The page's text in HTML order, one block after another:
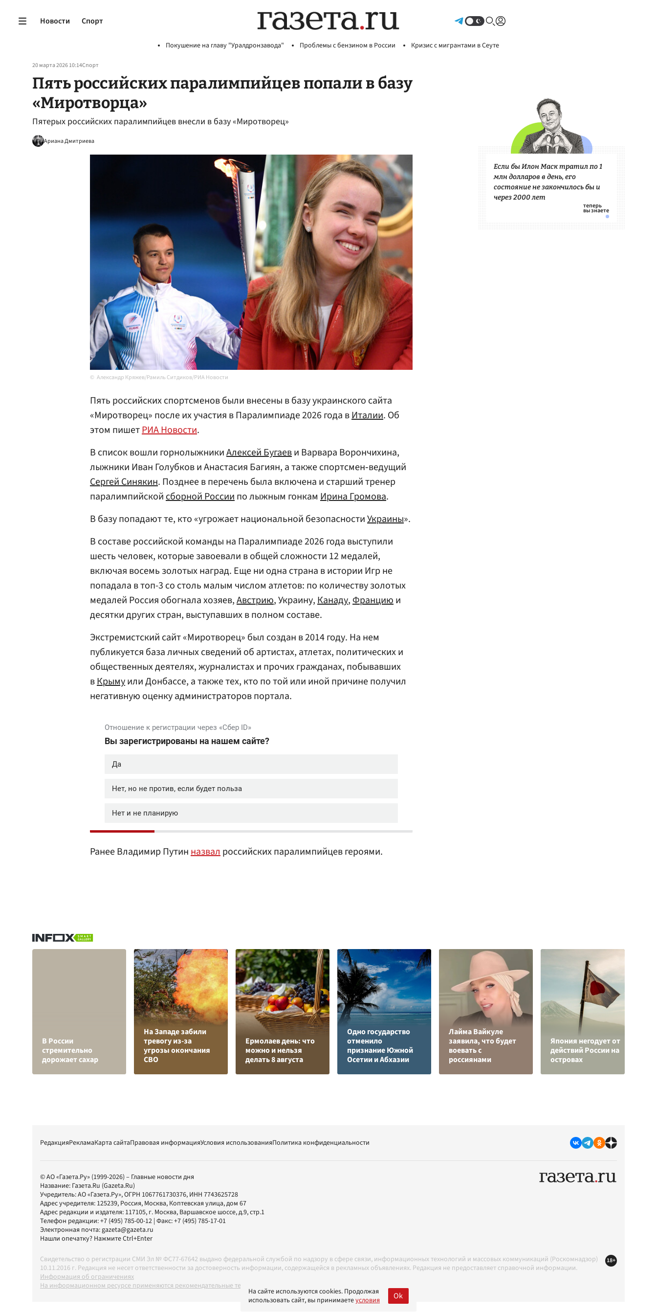
Новости Спорт
Покушение на главу "Уралдронзавода" Проблемы с бензином в России Кризис с мигрантами в Сеуте
20 марта 2026 10:14Спорт
Пять российских паралимпийцев попали в базу
«Миротворца»
Пятерых российских паралимпийцев внесли в базу «Миротворец»
Ариана Дмитриева
Александр Кряжев/Рамиль Ситдиков/РИА Новости
Пять российских спортсменов были внесены в базу украинского сайта
«Миротворец» после их участия в Паралимпиаде 2026 года вИталии. Об
этом пишетРИА Новости.
В список вошли горнолыжникиАлексей Бугаеви Варвара Ворончихина,
лыжники Иван Голубков и Анастасия Багиян, а также спортсмен‑ведущий
Сергей Синякин. Позднее в перечень была включена и старший тренер
паралимпийскойсборной Россиипо лыжным гонкам Ирина Громова.
В базу попадают те, кто «‎угрожает национальной безопасностиУкраины»‎.
В составе российской команды на Паралимпиаде 2026 года выступили
шесть человек, которые завоевали в общей сложности 12 медалей,
включая восемь золотых наград. Еще ни одна страна в истории Игр не
попадала в топ-3 со столь малым числом атлетов: по количеству золотых
медалей Россия обогнала хозяев,Австрию, Украину,Канаду,Франциюи
десятки других стран, выступавших в полном составе.
Экстремистский сайт «Миротворец» был создан в 2014 году. На нем
публикуется база личных сведений об артистах, атлетах, политических и
общественных деятелях, журналистах и прочих гражданах, побывавших
вКрымуили Донбассе, а также тех, кто по той или иной причине получил
негативную оценку администраторов портала.
Ранее Владимир Путинназвалроссийских паралимпийцев героями.
Если бы Илон Маск тратил по 1
млн долларов в день, его
состояние не закончилось бы и
через 2000 лет
В России
стремительно
дорожает сахар
На Западе забили
тревогу из-за
угрозы окончания
СВО
Ермолаев день: что
можно и нельзя
делать 8 августа
Одно государство
отменило
признание Южной
Осетии и Абхазии
Лайма Вайкуле
заявила, что будет
воевать с
россиянами
Япония негодует от
действий России на
островах
РедакцияРекламаКарта сайтаПравовая информацияУсловия использованияПолитика конфиденциальности
© АО «Газета.Ру» (1999-2026) – Главные новости дня
Название: Газета.Ru (Gazeta.Ru)
Учредитель:АО «Газета.Ру», ОГРН 1067761730376, ИНН 7743625728
Адрес учредителя: 125239, Россия, Москва, Коптевская улица, дом 67
Адрес редакции и издателя: 117105, г. Москва, Варшавское шоссе, д.9, стр.1
Телефон редакции:+7 (495) 785-00-12 | Факс:+7 (495) 785-17-01
Электронная почта:gazeta@gazeta.ru
Нашли опечатку? Нажмите Ctrl+Enter
Свидетельство о регистрации СМИ Эл № ФС77-67642 выдано федеральной службой по надзору в сфере связи, информационных технологий и массовых коммуникаций (Роскомнадзор)
10.11.2016 г. Редакция не несет ответственности за достоверность информации, содержащейся в рекламных объявлениях. Редакция не предоставляет справочной информации.
Информация об ограничениях
На информационном ресурсе применяются рекомендательные технологии в соответствии с Правилами
18+
На сайте используются cookies. Продолжая
использовать сайт, вы принимаетеусловия Ok